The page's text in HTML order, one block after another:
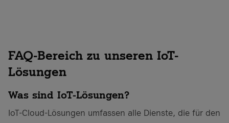
FAQ-Bereich zu unseren IoT-
Lösungen
Was sind IoT-Lösungen?
IoT-Cloud-Lösungen umfassen alle Dienste, die für den